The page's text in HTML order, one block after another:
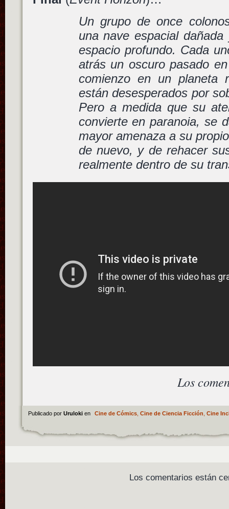
Un grupo de once
una nave espacial
espacio profundo. Cada
atrás un oscuro pasado
comienzo en un planeta
están desesperados por
Pero a medida que su
convierte en paranoia, se
mayor amenaza a su
de nuevo, y de rehacer
realmente dentro de su
Los
Publicado por Uruloki en Cine de Cómics, Cine de Ciencia Ficción Cine
Los comentarios están